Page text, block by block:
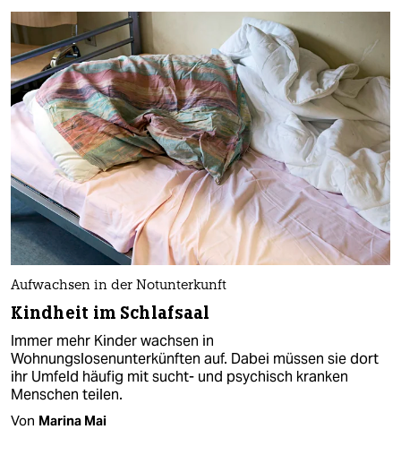
Aufwachsen in der Notunterkunft
Kindheit im Schlafsaal
Immer mehr Kinder wachsen in
Wohnungslosenunterkünften auf. Dabei müssen sie dort
ihr Umfeld häufig mit sucht- und psychisch kranken
Menschen teilen.
Von Marina Mai